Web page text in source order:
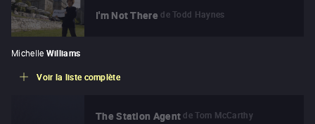
I'm Not There de Todd Haynes
Michelle Williams
Voir la liste complète
The Station Agent de Tom McCarthy